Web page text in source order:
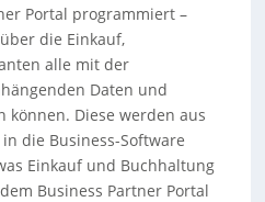
Portal programmiert –
die Einkauf,
alle mit der
Daten und
können. Diese werden aus
die Business-Software
Einkauf und Buchhaltung
Business Partner Portal